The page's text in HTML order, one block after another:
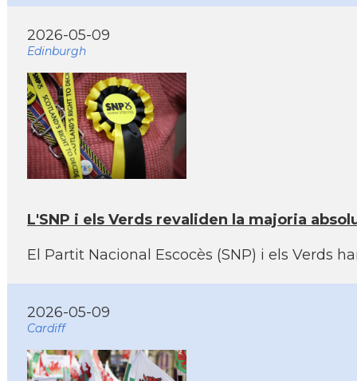
2026-05-09
Edinburgh
L'SNP i els Verds revaliden la majoria
El Partit Nacional Escocès (SNP) i els Verds
2026-05-09
Cardiff